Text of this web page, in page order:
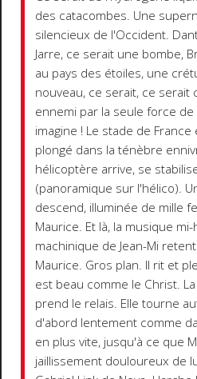
des catacombes. Une
silencieux de l'Occident.
Jarre, ce serait une bombe,
au pays des étoiles, une
nouveau, ce serait, ce serait
ennemi par la seule force
imagine ! Le stade de
plongé dans la ténèbre
hélicoptère arrive, se
(panoramique sur l'hélico).
descend, illuminée de mille
Maurice. Et là, la musique
machinique de Jean-Mi
Maurice. Gros plan. Il rit et
est beau comme le Christ.
prend le relais. Elle tourne
d'abord lentement comme
en plus vite, jusqu'à ce que
jaillissement douloureux de